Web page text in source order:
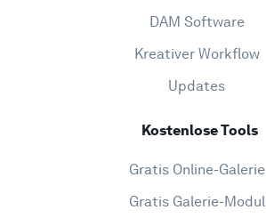
DAM Software
Kreativer Workflow
Updates
Kostenlose Tools
Gratis Online-Galerie
Gratis Galerie-Modul